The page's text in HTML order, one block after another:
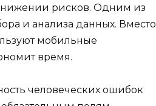
рисков. Одним из
и анализа данных. Вместо
мобильные
время.
человеческих ошибок